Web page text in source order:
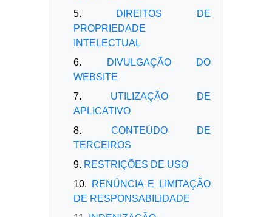
5.
DIREITOS DE
PROPRIEDADE
INTELECTUAL
6.
DIVULGAÇÃO DO
WEBSITE
7. UTILIZAÇÃO DE
APLICATIVO
8. CONTEÚDO DE
TERCEIROS
9. RESTRIÇÕES DE USO
10.
RENÚNCIA E LIMITAÇÃO
DE RESPONSABILIDADE